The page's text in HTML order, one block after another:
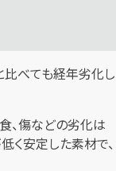
比べても経年劣化し
、傷などの劣化は
く安定した素材で、